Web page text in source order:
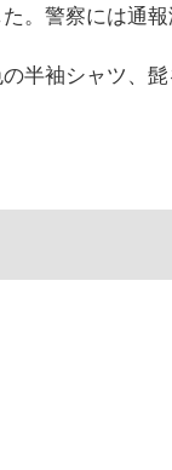
。警察には通報
半袖シャツ、